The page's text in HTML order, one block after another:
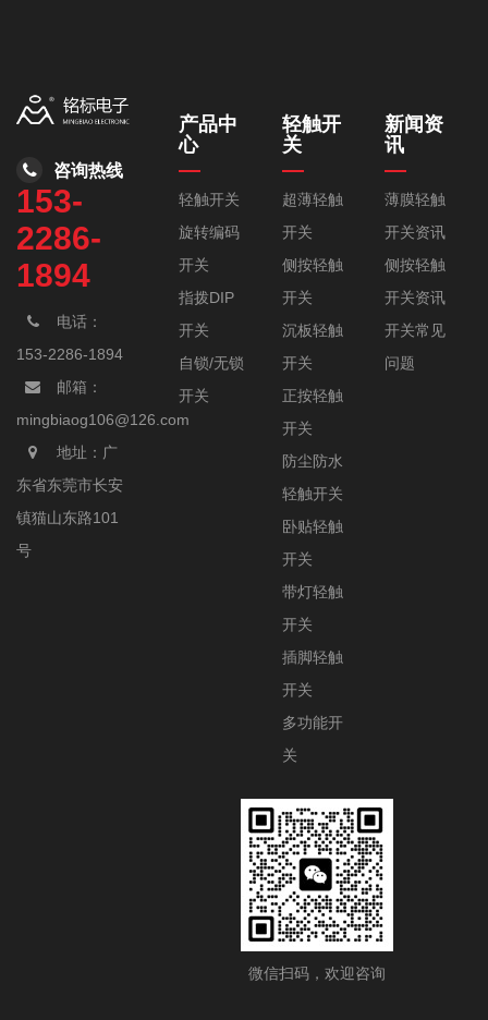
咨询热线
153-
2286-
1894
电话：
153-2286-1894
邮箱：
mingbiaog106@126.com
地址：广
东省东莞市长安
镇猫山东路101
号
产品中
心
轻触开关
旋转编码
开关
指拨DIP
开关
自锁/无锁
开关
轻触开
关
超薄轻触
开关
侧按轻触
开关
沉板轻触
开关
正按轻触
开关
防尘防水
轻触开关
卧贴轻触
开关
带灯轻触
开关
插脚轻触
开关
多功能开
关
新闻资
讯
薄膜轻触
开关资讯
侧按轻触
开关资讯
开关常见
问题
微信扫码，欢迎咨询